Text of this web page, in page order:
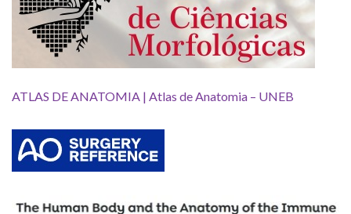
ATLAS DE ANATOMIA | Atlas de Anatomia – UNEB